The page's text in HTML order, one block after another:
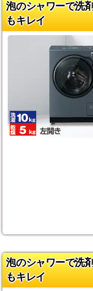
泡のシャワーで洗
もキレイ
泡のシャワーで洗
もキレイ